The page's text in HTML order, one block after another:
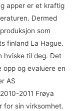
apper er et kraftig
Dermed
som
finland La Hague.
hviske til deg. Det
opp og evaluere en
AS
2011 Frøya
for sin virksomhet.